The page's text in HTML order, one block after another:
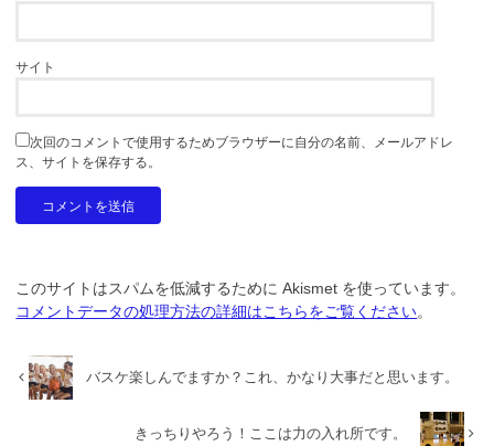
サイト
次回のコメントで使用するためブラウザーに自分の名前、メールアドレ
ス、サイトを保存する。
このサイトはスパムを低減するために Akismet を使っています。
コメントデータの処理方法の詳細はこちらをご覧ください。
バスケ楽しんでますか？これ、かなり大事だと思います。
きっちりやろう！ここは力の入れ所です。